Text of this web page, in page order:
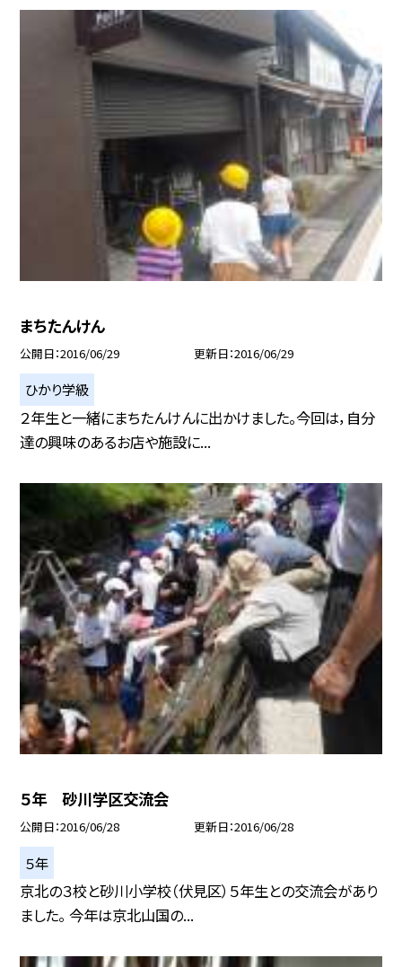
まちたんけん
公開日 2016/06/29 更新日 2016/06/29
ひかり学級
２年生と一緒にまちたんけんに出かけました。今回は，自分
達の興味のあるお店や施設に...
５年 砂川学区交流会
公開日 2016/06/28 更新日 2016/06/28
５年
京北の３校と砂川小学校（伏見区）５年生との交流会があり
ました。 今年は京北山国の...